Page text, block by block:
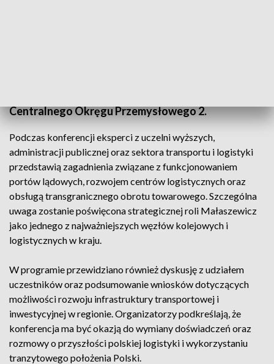
Centralnego Okręgu Przemysłowego 2.
Podczas konferencji eksperci z uczelni wyższych,
administracji publicznej oraz sektora transportu i logistyki
przedstawią zagadnienia związane z funkcjonowaniem
portów lądowych, rozwojem centrów logistycznych oraz
obsługą transgranicznego obrotu towarowego. Szczególna
uwaga zostanie poświęcona strategicznej roli Małaszewicz
jako jednego z najważniejszych węzłów kolejowych i
logistycznych w kraju.
W programie przewidziano również dyskusję z udziałem
uczestników oraz podsumowanie wniosków dotyczących
możliwości rozwoju infrastruktury transportowej i
inwestycyjnej w regionie. Organizatorzy podkreślają, że
konferencja ma być okazją do wymiany doświadczeń oraz
rozmowy o przyszłości polskiej logistyki i wykorzystaniu
tranzytowego położenia Polski.